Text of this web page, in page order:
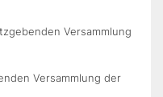
Versammlung
Versammlung der